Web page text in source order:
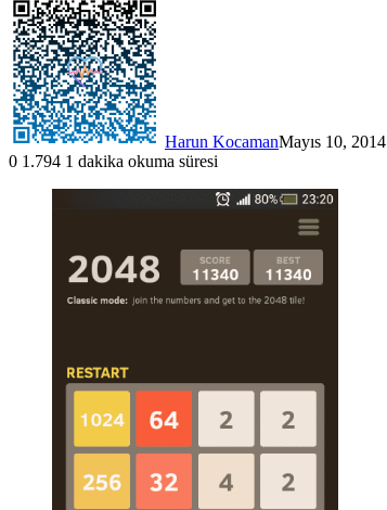
Harun KocamanMayıs 10, 2014
0 1.794 1 dakika okuma süresi